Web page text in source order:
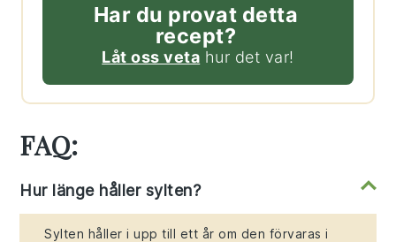
Har du provat detta
recept?
Låt oss veta hur det var!
FAQ:
Hur länge håller sylten?
Sylten håller i upp till ett år om den förvaras i